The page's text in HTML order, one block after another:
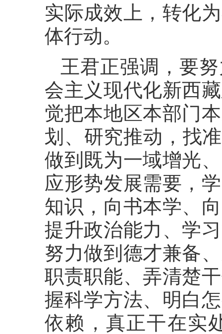
实际成效上，转化
体行动。
王君正强调，要
会主义现代化新西
觉把本地区本部门
划、研究推动，找
做到既为一域增光
应形势发展需要，
知识，向书本学、
提升政治能力、学
努力做到德才兼备
职责职能、弄清楚
握科学方法、明白
依赖，真正干在实